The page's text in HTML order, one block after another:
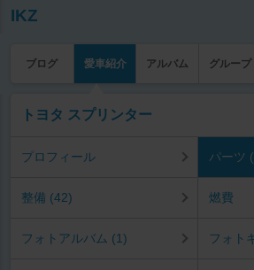
IKZ
ブログ 愛車紹介 アルバム グループ
トヨタ スプリンター
プロフィール パーツ
整備 (42) 燃費
フォトアルバム (1) フォト